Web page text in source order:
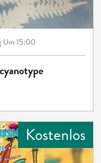
Um 15:00
Kostenlos